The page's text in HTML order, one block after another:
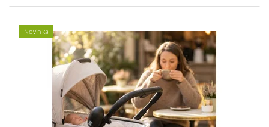
Novinka